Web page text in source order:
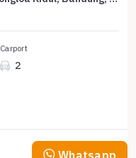
Carport
2
Whatsapp